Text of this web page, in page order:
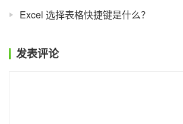
Excel 选择表格快捷键是什么？
发表评论